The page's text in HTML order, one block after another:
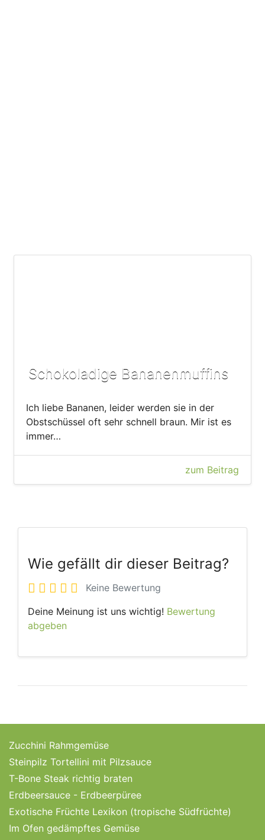
Schokoladige Bananenmuffins
Ich liebe Bananen, leider werden sie in der
Obstschüssel oft sehr schnell braun. Mir ist es
immer…
zum Beitrag
Wie gefällt dir dieser Beitrag?
Keine Bewertung
Deine Meinung ist uns wichtig! Bewertung
abgeben
Zucchini Rahmgemüse
Steinpilz Tortellini mit Pilzsauce
T-Bone Steak richtig braten
Erdbeersauce - Erdbeerpüree
Exotische Früchte Lexikon (tropische Südfrüchte)
Im Ofen gedämpftes Gemüse